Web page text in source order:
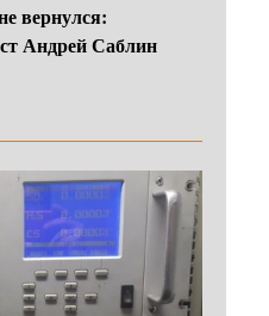
вернулся:
Андрей Саблин